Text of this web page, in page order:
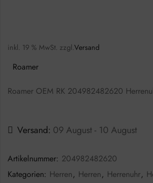
inkl. 19 % MwSt. zzgl.Versand
Roamer
Roamer OEM RK 204982482620
Versand: 09 August - 10 August
Artikelnummer: 204982482620
Kategorien: Herren, Herren, Herrenuhr,